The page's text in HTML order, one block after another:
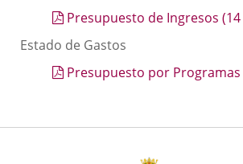
Presupuesto de Ingresos (14
Estado de Gastos
Presupuesto por Programas